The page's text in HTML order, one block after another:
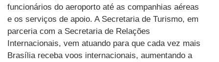
funcionários do aeroporto até as companhias aéreas
e os serviços de apoio. A Secretaria de Turismo, em
parceria com a Secretaria de Relações
Internacionais, vem atuando para que cada vez mais
Brasília receba voos internacionais, aumentando a